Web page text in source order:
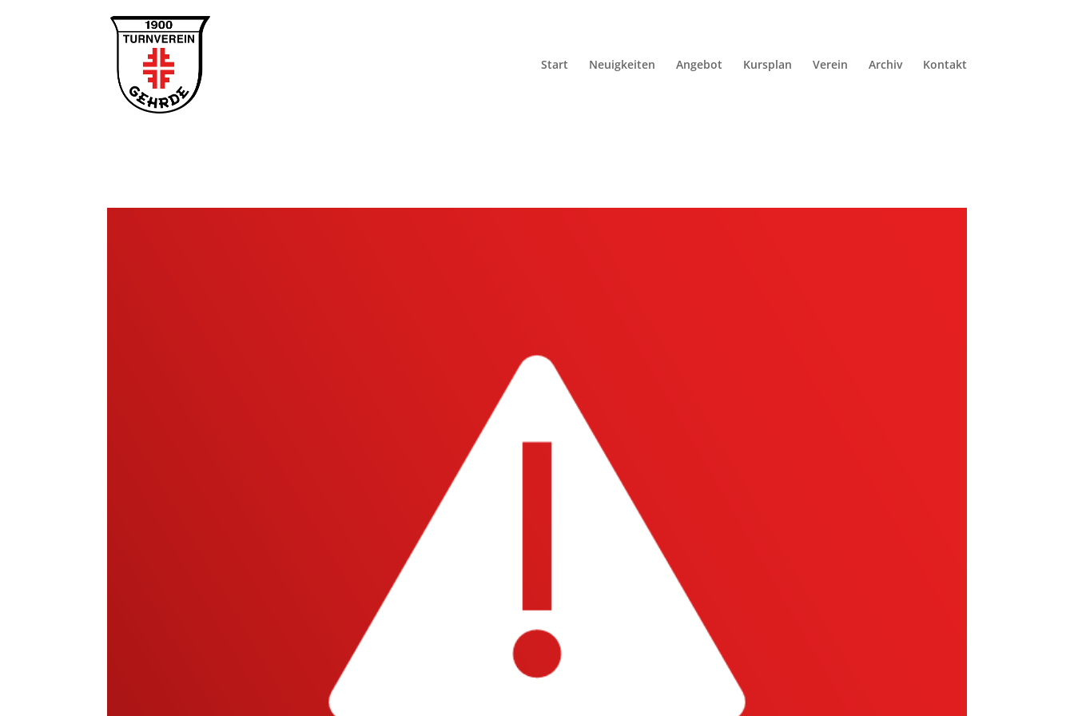
Start Neuigkeiten Angebot Kursplan Verein Archiv Kontakt